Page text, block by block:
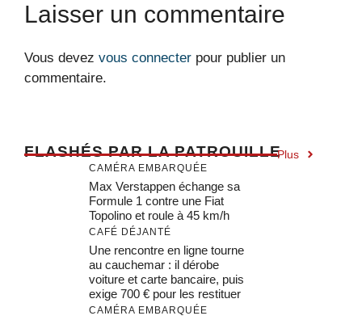
Laisser un commentaire
Vous devez vous connecter pour publier un
commentaire.
FLASHÉS PAR LA PATROUILLEPlus
CAMÉRA EMBARQUÉE
Max Verstappen échange sa
Formule 1 contre une Fiat
Topolino et roule à 45 km/h
CAFÉ DÉJANTÉ
Une rencontre en ligne tourne
au cauchemar : il dérobe
voiture et carte bancaire, puis
exige 700 € pour les restituer
CAMÉRA EMBARQUÉE